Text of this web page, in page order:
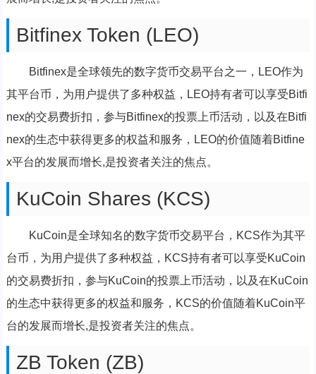
Bitfinex Token (LEO)
Bitfinex是全球领先的数字货币交易平台之一，LEO作为
其平台币，为用户提供了多种权益，LEO持有者可以享受Bitfi
nex的交易费折扣，参与Bitfinex的投票上币活动，以及在Bitfi
nex的生态中获得更多的权益和服务，LEO的价值随着Bitfine
x平台的发展而增长,是投资者关注的焦点。
KuCoin Shares (KCS)
KuCoin是全球知名的数字货币交易平台，KCS作为其平
台币，为用户提供了多种权益，KCS持有者可以享受KuCoin
的交易费折扣，参与KuCoin的投票上币活动，以及在KuCoin
的生态中获得更多的权益和服务，KCS的价值随着KuCoin平
台的发展而增长,是投资者关注的焦点。
ZB Token (ZB)